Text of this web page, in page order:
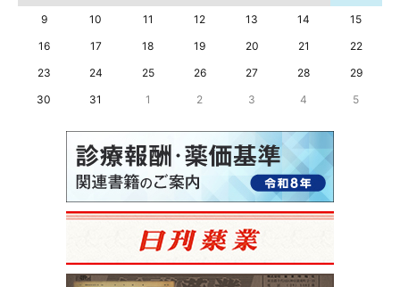
9
10 11 12 13 14
15
16
17 18 19 20 21
22
23
24 25 26 27 28
29
30
31 1 2 3 4 5